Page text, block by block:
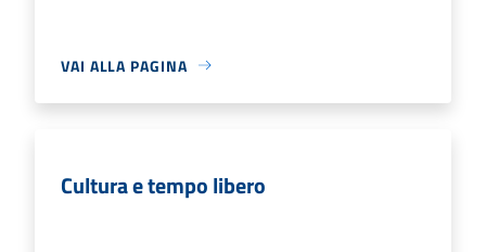
VAI ALLA PAGINA
Cultura e tempo libero